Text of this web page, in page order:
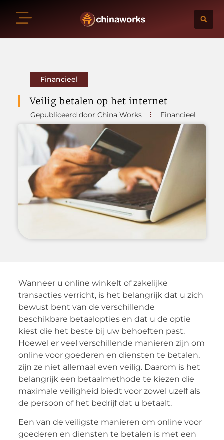
Financieel
Veilig betalen op het internet
Gepubliceerd door China Works Financieel
Wanneer u online winkelt of zakelijke
transacties verricht, is het belangrijk dat u zich
bewust bent van de verschillende
beschikbare betaalopties en dat u de optie
kiest die het beste bij uw behoeften past.
Hoewel er veel verschillende manieren zijn om
online voor goederen en diensten te betalen,
zijn ze niet allemaal even veilig. Daarom is het
belangrijk een betaalmethode te kiezen die
maximale veiligheid biedt voor zowel uzelf als
de persoon of het bedrijf dat u betaalt.
Een van de veiligste manieren om online voor
goederen en diensten te betalen is met een